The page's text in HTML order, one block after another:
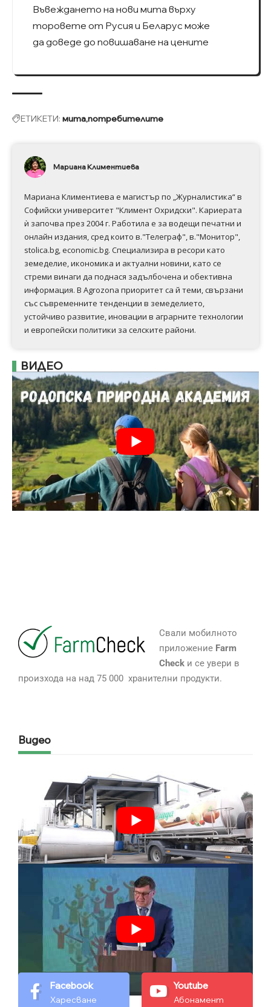
Въвеждането на нови мита върху
торовете от Русия и Беларус може
да доведе до повишаване на цените
ЕТИКЕТИ: митапотребителите
Мариана Климентиева
Мариана Климентиева е магистър по „Журналистика“ в
Софийски университет "Климент Охридски". Кариерата
ѝ започва през 2004 г. Работила е за водещи печатни и
онлайн издания, сред които в."Телеграф", в."Монитор",
stolica.bg, economic.bg. Специализира в ресори като
земеделие, икономика и актуални новини, като се
стреми винаги да поднася задълбочена и обективна
информация. В Аgrozona приоритет са й теми, свързани
със съвременните тенденции в земеделието,
устойчиво развитие, иновации в аграрните технологии
и европейски политики за селските райони.
ВИДЕО
Свали мобилното
приложение Farm
Checkи се увери в
произхода на над 75 000 хранителни продукти.
Видео
Facebook
Харесване
Youtube
Абонамент